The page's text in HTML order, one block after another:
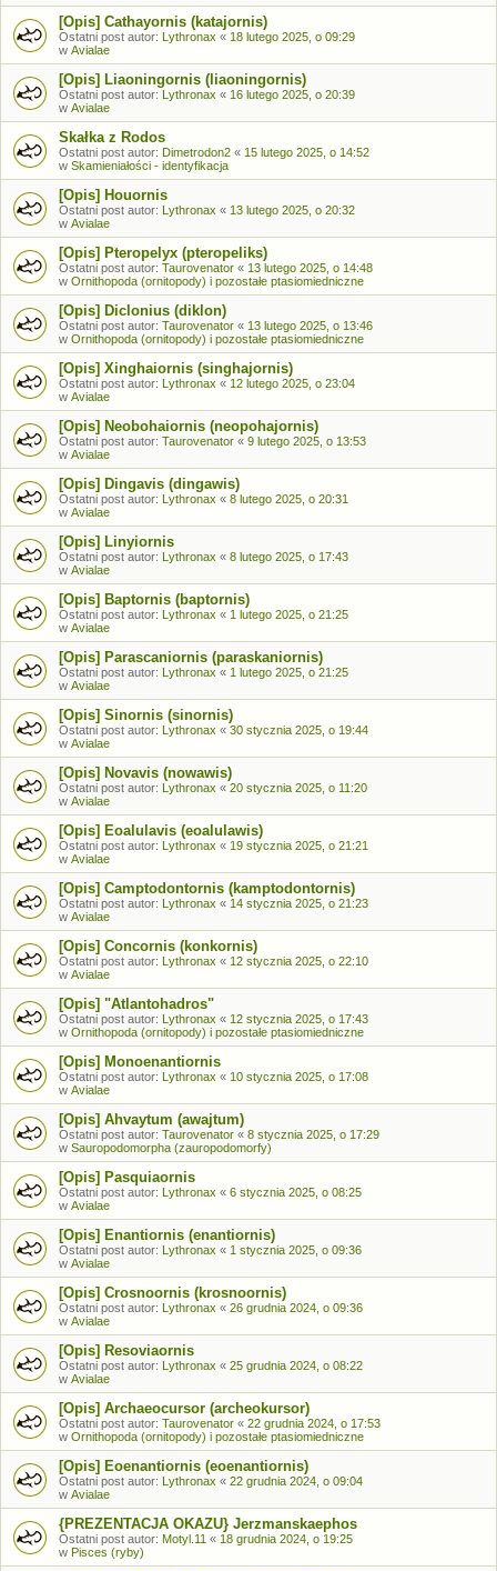
[Opis] Cathayornis (katajornis)
Ostatni post autor: Lythronax « 18 lutego 2025, o 09:29
w Avialae
[Opis] Liaoningornis (liaoningornis)
Ostatni post autor: Lythronax « 16 lutego 2025, o 20:39
w Avialae
Skałka z Rodos
Ostatni post autor: Dimetrodon2 « 15 lutego 2025, o 14:52
w Skamieniałości - identyfikacja
[Opis] Houornis
Ostatni post autor: Lythronax « 13 lutego 2025, o 20:32
w Avialae
[Opis] Pteropelyx (pteropeliks)
Ostatni post autor: Taurovenator « 13 lutego 2025, o 14:48
w Ornithopoda (ornitopody) i pozostałe ptasiomiedniczne
[Opis] Diclonius (diklon)
Ostatni post autor: Taurovenator « 13 lutego 2025, o 13:46
w Ornithopoda (ornitopody) i pozostałe ptasiomiedniczne
[Opis] Xinghaiornis (singhajornis)
Ostatni post autor: Lythronax « 12 lutego 2025, o 23:04
w Avialae
[Opis] Neobohaiornis (neopohajornis)
Ostatni post autor: Taurovenator « 9 lutego 2025, o 13:53
w Avialae
[Opis] Dingavis (dingawis)
Ostatni post autor: Lythronax « 8 lutego 2025, o 20:31
w Avialae
[Opis] Linyiornis
Ostatni post autor: Lythronax « 8 lutego 2025, o 17:43
w Avialae
[Opis] Baptornis (baptornis)
Ostatni post autor: Lythronax « 1 lutego 2025, o 21:25
w Avialae
[Opis] Parascaniornis (paraskaniornis)
Ostatni post autor: Lythronax « 1 lutego 2025, o 21:25
w Avialae
[Opis] Sinornis (sinornis)
Ostatni post autor: Lythronax « 30 stycznia 2025, o 19:44
w Avialae
[Opis] Novavis (nowawis)
Ostatni post autor: Lythronax « 20 stycznia 2025, o 11:20
w Avialae
[Opis] Eoalulavis (eoalulawis)
Ostatni post autor: Lythronax « 19 stycznia 2025, o 21:21
w Avialae
[Opis] Camptodontornis (kamptodontornis)
Ostatni post autor: Lythronax « 14 stycznia 2025, o 21:23
w Avialae
[Opis] Concornis (konkornis)
Ostatni post autor: Lythronax « 12 stycznia 2025, o 22:10
w Avialae
[Opis] "Atlantohadros"
Ostatni post autor: Lythronax « 12 stycznia 2025, o 17:43
w Ornithopoda (ornitopody) i pozostałe ptasiomiedniczne
[Opis] Monoenantiornis
Ostatni post autor: Lythronax « 10 stycznia 2025, o 17:08
w Avialae
[Opis] Ahvaytum (awajtum)
Ostatni post autor: Taurovenator « 8 stycznia 2025, o 17:29
w Sauropodomorpha (zauropodomorfy)
[Opis] Pasquiaornis
Ostatni post autor: Lythronax « 6 stycznia 2025, o 08:25
w Avialae
[Opis] Enantiornis (enantiornis)
Ostatni post autor: Lythronax « 1 stycznia 2025, o 09:36
w Avialae
[Opis] Crosnoornis (krosnoornis)
Ostatni post autor: Lythronax « 26 grudnia 2024, o 09:36
w Avialae
[Opis] Resoviaornis
Ostatni post autor: Lythronax « 25 grudnia 2024, o 08:22
w Avialae
[Opis] Archaeocursor (archeokursor)
Ostatni post autor: Taurovenator « 22 grudnia 2024, o 17:53
w Ornithopoda (ornitopody) i pozostałe ptasiomiedniczne
[Opis] Eoenantiornis (eoenantiornis)
Ostatni post autor: Lythronax « 22 grudnia 2024, o 09:04
w Avialae
{PREZENTACJA OKAZU} Jerzmanskaephos
Ostatni post autor: Motyl.11 « 18 grudnia 2024, o 19:25
w Pisces (ryby)